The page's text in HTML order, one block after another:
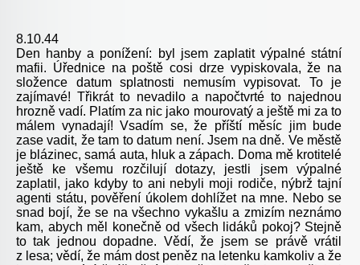
8.10.44
Den hanby a ponížení: byl jsem zaplatit výpalné státní
mafii. Úřednice na poště cosi drze vypiskovala, že na
složence datum splatnosti nemusím vypisovat. To je
zajímavé! Třikrát to nevadilo a napočtvrté to najednou
hrozně vadí. Platím za nic jako mourovatý a ještě mi za to
málem vynadají! Vsadím se, že příští měsíc jim bude
zase vadit, že tam to datum není. Jsem na dně. Ve městě
je blázinec, samá auta, hluk a zápach. Doma mě krotitelé
ještě ke všemu rozčilují dotazy, jestli jsem výpalné
zaplatil, jako kdyby to ani nebyli moji rodiče, nýbrž tajní
agenti státu, pověření úkolem dohlížet na mne. Nebo se
snad bojí, že se na všechno vykašlu a zmizím neznámo
kam, abych měl konečně od všech lidáků pokoj? Stejně
to tak jednou dopadne. Vědí, že jsem se právě vrátil
z lesa; vědí, že mám dost peněz na letenku kamkoliv a že